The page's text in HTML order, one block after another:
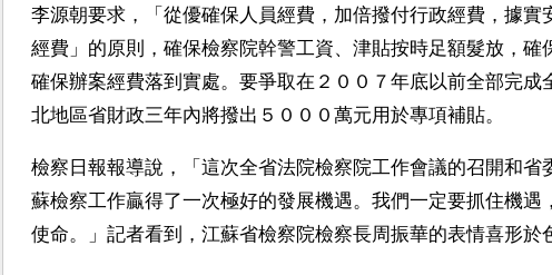
李源朝要求，「從優確保人員經費，加倍撥付行政經費，據實
經費」的原則，確保檢察院幹警工資、津貼按時足額髮放，確
確保辦案經費落到實處。要爭取在２００７年底以前全部完成
北地區省財政三年內將撥出５０００萬元用於專項補貼。
檢察日報報導說，「這次全省法院檢察院工作會議的召開和省
蘇檢察工作贏得了一次極好的發展機遇。我們一定要抓住機遇
使命。」記者看到，江蘇省檢察院檢察長周振華的表情喜形於